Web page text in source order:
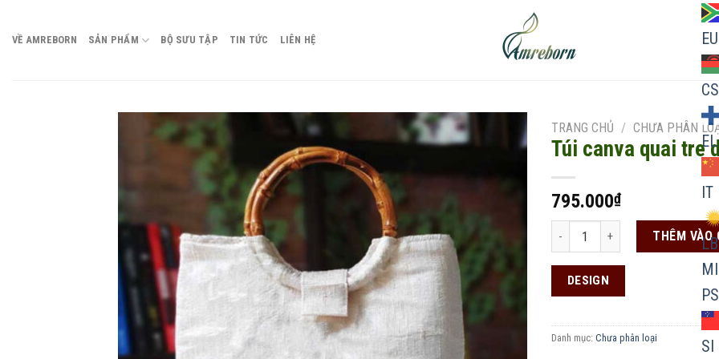
VỀ AMREBORN SẢN PHẨM BỘ SƯU TẬP TIN TỨC LIÊN HỆ
EU
CS
EL
IT
LB
MI
PS
SI
TRANG CHỦ / CHƯA PHÂN
Túi canva quai tre
795.000₫
Túi canva quai tre dáng vuông số
THÊM VÀO
DESIGN
Danh mục: Chưa phân loại